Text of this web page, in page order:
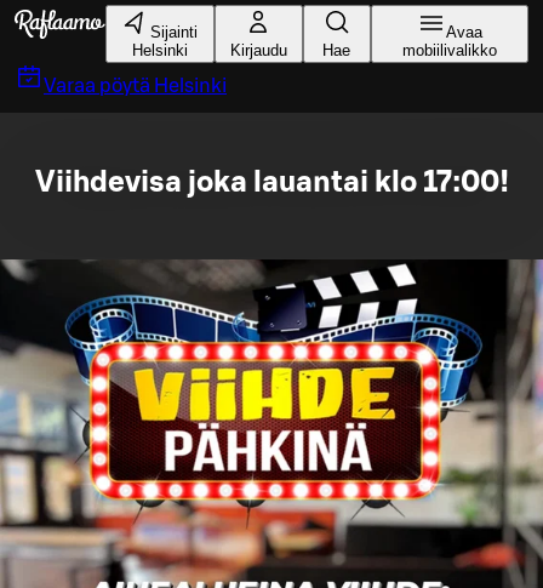
Siirry pääsisältöön
Sijainti
Helsinki
Kirjaudu Hae
Avaa
mobiilivalikko
Varaa pöytä Helsinki
Viihdevisa joka lauantai klo 17:00!